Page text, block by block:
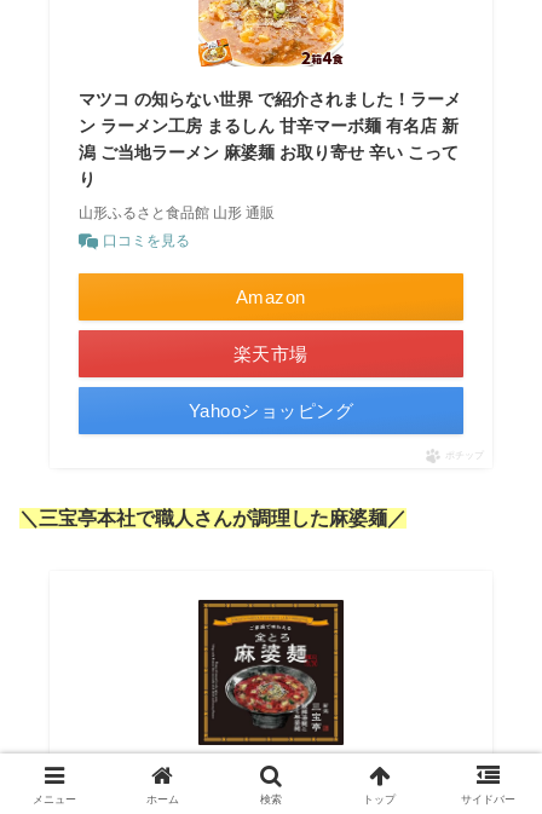
マツコ の知らない世界 で紹介されました！ラーメ
ン ラーメン工房 まるしん 甘辛マーボ麺 有名店 新
潟 ご当地ラーメン 麻婆麺 お取り寄せ 辛い こって
り
山形ふるさと食品館 山形 通販
口コミを見る
Amazon
楽天市場
Yahooショッピング
ポチップ
＼三宝亭本社で職人さんが調理した麻婆麺／
三宝亭 冷凍 全とろ麻婆麺 (マーボー麺) 3個セット
メニュー ホーム 検索 トップ サイドバー